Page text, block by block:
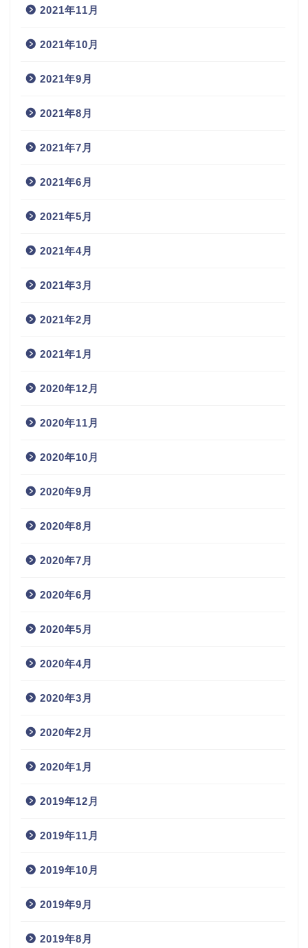
2021年11月
2021年10月
2021年9月
2021年8月
2021年7月
2021年6月
2021年5月
2021年4月
2021年3月
2021年2月
2021年1月
2020年12月
2020年11月
2020年10月
2020年9月
2020年8月
2020年7月
2020年6月
2020年5月
2020年4月
2020年3月
2020年2月
2020年1月
2019年12月
2019年11月
2019年10月
2019年9月
2019年8月